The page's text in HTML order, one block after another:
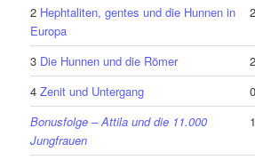
2 Hephtaliten, gentes und die Hunnen in
Europa
3 Die Hunnen und die Römer
4Zenit und Untergang
Bonusfolge – Attila und die 11.000
Jungfrauen